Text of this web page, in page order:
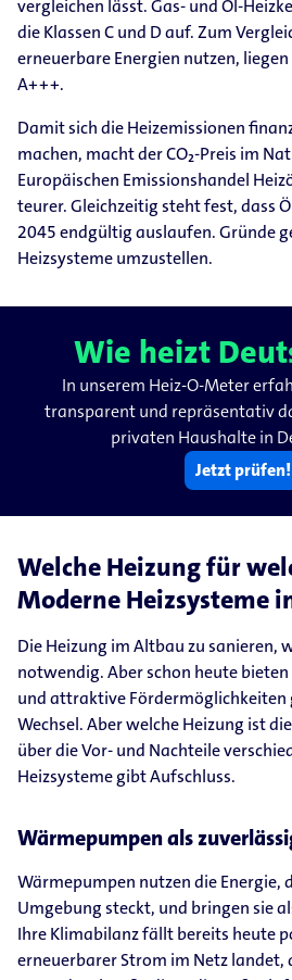
vergleichen lässt. Gas- und Öl-
die Klassen C und D auf. Zum
erneuerbare Energien nutzen, liegen
A+++.
Damit sich die Heizemissionen
machen, macht der CO₂-Preis im
Europäischen Emissionshandel
teurer. Gleichzeitig steht fest, dass
2045 endgültig auslaufen. Gründe
Heizsysteme umzustellen.
Wie heizt
In unserem Heiz-O-Meter
transparent und repräsentativ
privaten Haushalte in
Jetzt prüfen!
Welche Heizung für
Moderne Heizsysteme
Die Heizung im Altbau zu sanieren,
notwendig. Aber schon heute
und attraktive Fördermöglichkeiten
Wechsel. Aber welche Heizung ist
über die Vor- und Nachteile
Heizsysteme gibt Aufschluss.
Wärmepumpen als
Wärmepumpen nutzen die Energie,
Umgebung steckt, und bringen sie
Ihre Klimabilanz fällt bereits heute
erneuerbarer Strom im Netz landet,